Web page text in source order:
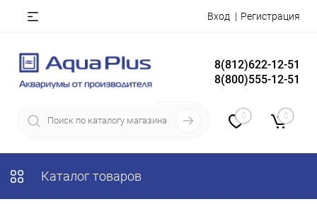
Вход Регистрация
8(812)622-12-51
8(800)555-12-51
0 0
Каталог товаров